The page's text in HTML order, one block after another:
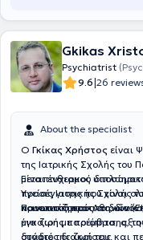
Gkikas
Psychiatrist
9.6|26
About the specialist
Ο Γκίκας Χρήστος είναι
της Ιατρικής Σχολής του
μεταπτυχιακού
Υγείας Ιατρικής Σχολής
Πανεπιστήμιου Αθηνών
Είναι ένθερμος
προσέγγισης που είναι
κοινωνικό πρότυπο,
έγκαιρης παρέμβασης,
προασπίζοντας το
μια ζωή με ποιότητα,
δυνατές διακρίσεις και
στάδιο της ζωή του.